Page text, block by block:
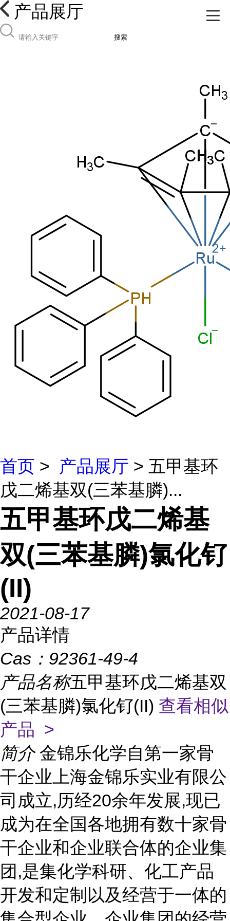
产品展厅
搜索
首页 > 产品展厅 > 五甲基环
戊二烯基双(三苯基膦)...
五甲基环戊二烯基
双(三苯基膦)氯化钌
(II)
2021-08-17
产品详情
Cas： 92361-49-4
产品名称五甲基环戊二烯基双
(三苯基膦)氯化钌(II) 查看相似
产品 >
简介 金锦乐化学自第一家骨
干企业上海金锦乐实业有限公
司成立,历经20余年发展,现已
成为在全国各地拥有数十家骨
干企业和企业联合体的企业集
团,是集化学科研、化工产品
开发和定制以及经营于一体的